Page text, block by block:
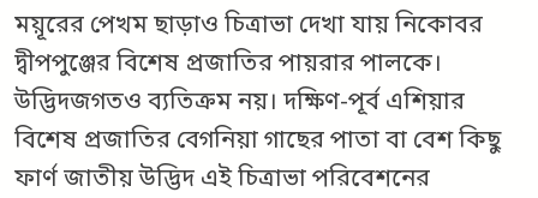
ময়ূরের পেখম ছাড়াও চিত্রাভা দেখা যায় নিকোবর
দ্বীপপুঞ্জের বিশেষ প্রজাতির পায়রার পালকে।
উদ্ভিদজগতও ব্যতিক্রম নয়। দক্ষিণ-পূর্ব এশিয়ার
বিশেষ প্রজাতির বেগনিয়া গাছের পাতা বা বেশ কিছু
ফার্ণ জাতীয় উদ্ভিদ এই চিত্রাভা পরিবেশনের